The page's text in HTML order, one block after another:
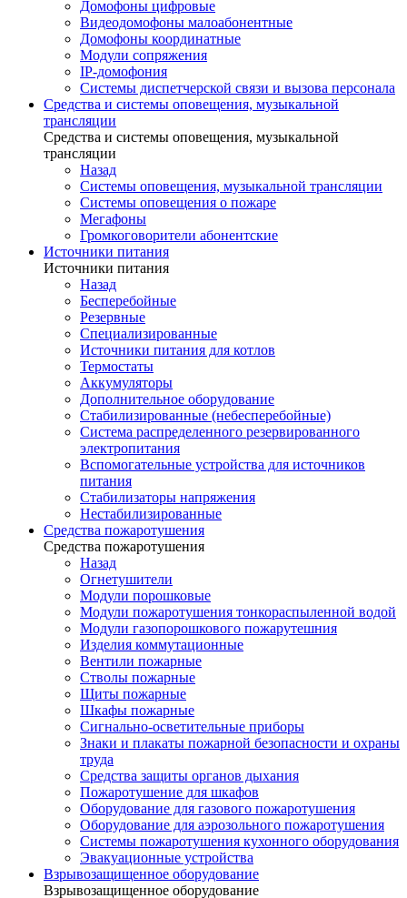
Домофоны цифровые
Видеодомофоны малоабонентные
Домофоны координатные
Модули сопряжения
IP-домофония
Системы диспетчерской связи и вызова персонала
Средства и системы оповещения, музыкальной
трансляции
Средства и системы оповещения, музыкальной
трансляции
Назад
Системы оповещения, музыкальной трансляции
Системы оповещения о пожаре
Мегафоны
Громкоговорители абонентские
Источники питания
Источники питания
Назад
Бесперебойные
Резервные
Специализированные
Источники питания для котлов
Термостаты
Аккумуляторы
Дополнительное оборудование
Стабилизированные (небесперебойные)
Система распределенного резервированного
электропитания
Вспомогательные устройства для источников
питания
Стабилизаторы напряжения
Нестабилизированные
Средства пожаротушения
Средства пожаротушения
Назад
Огнетушители
Модули порошковые
Модули пожаротушения тонкораспыленной водой
Модули газопорошкового пожарутешния
Изделия коммутационные
Вентили пожарные
Стволы пожарные
Щиты пожарные
Шкафы пожарные
Сигнально-осветительные приборы
Знаки и плакаты пожарной безопасности и охраны
труда
Средства защиты органов дыхания
Пожаротушение для шкафов
Оборудование для газового пожаротушения
Оборудование для аэрозольного пожаротушения
Системы пожаротушения кухонного оборудования
Эвакуационные устройства
Взрывозащищенное оборудование
Взрывозащищенное оборудование